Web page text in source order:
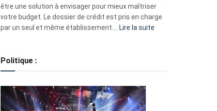
2023
être une solution à envisager pour mieux maîtriser
votre budget. Le dossier de crédit est pris en charge
par un seul et même établissement.…
Lire la suite
Politique :